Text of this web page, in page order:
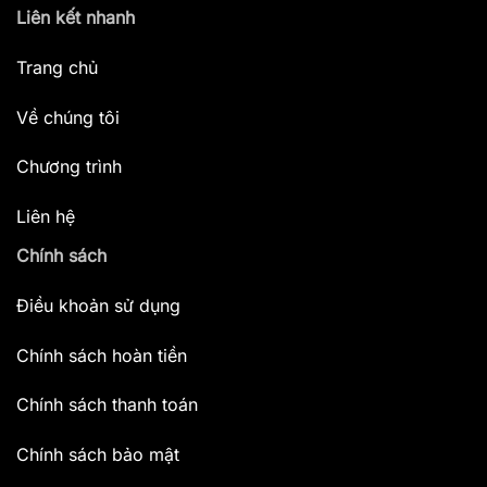
Liên kết nhanh
Trang chủ
Về chúng tôi
Chương trình
Liên hệ
Chính sách
Điều khoản sử dụng
Chính sách hoàn tiền
Chính sách thanh toán
Chính sách bảo mật